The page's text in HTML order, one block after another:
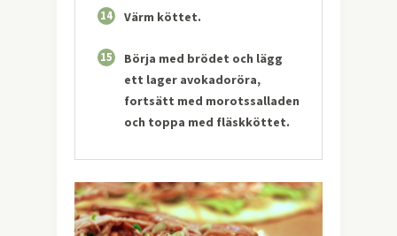
14 Värm köttet.
15
Börja med brödet och lägg
ett lager avokadoröra,
fortsätt med morotssalladen
och toppa med fläskköttet.